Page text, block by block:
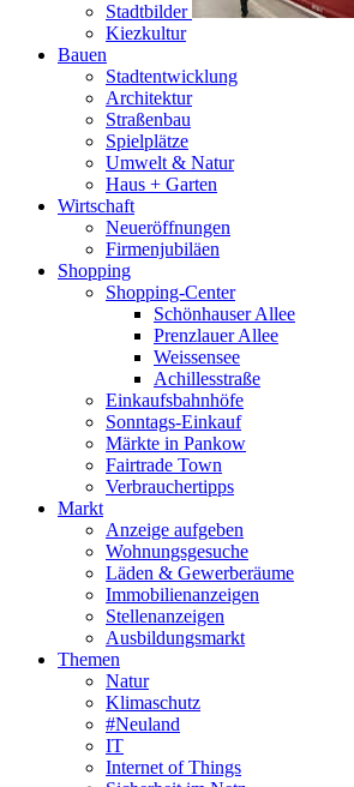
Stadtbilder
Kiezkultur
Bauen
Stadtentwicklung
Architektur
Straßenbau
Spielplätze
Umwelt & Natur
Haus + Garten
Wirtschaft
Neueröffnungen
Firmenjubiläen
Shopping
Shopping-Center
Schönhauser Allee
Prenzlauer Allee
Weissensee
Achillesstraße
Einkaufsbahnhöfe
Sonntags-Einkauf
Märkte in Pankow
Fairtrade Town
Verbrauchertipps
Markt
Anzeige aufgeben
Wohnungsgesuche
Läden & Gewerberäume
Immobilienanzeigen
Stellenanzeigen
Ausbildungsmarkt
Themen
Natur
Klimaschutz
#Neuland
IT
Internet of Things